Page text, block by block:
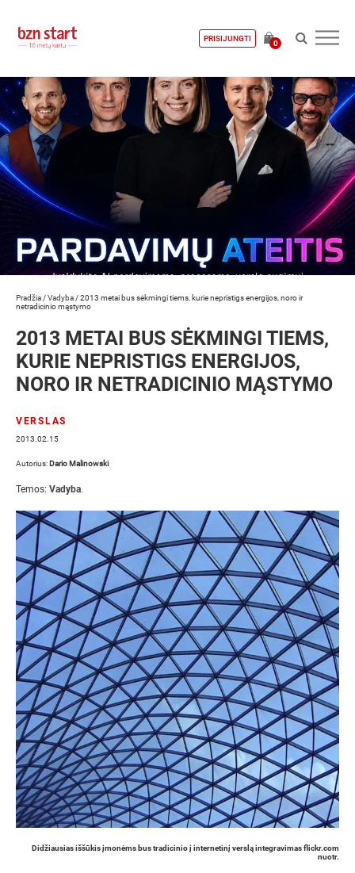
PRISIJUNGTI
0
Pradžia /Vadyba /2013 metai bus sėkmingi tiems, kurie nepristigs energijos, noro ir
netradicinio mąstymo
2013 METAI BUS SĖKMINGI TIEMS,
KURIE NEPRISTIGS ENERGIJOS,
NORO IR NETRADICINIO MĄSTYMO
VERSLAS
2013.02.15
Autorius: Dario Malinowski
Temos: Vadyba.
Didžiausias iššūkis įmonėms bus tradicinio į internetinį verslą integravimas flickr.com
nuotr.